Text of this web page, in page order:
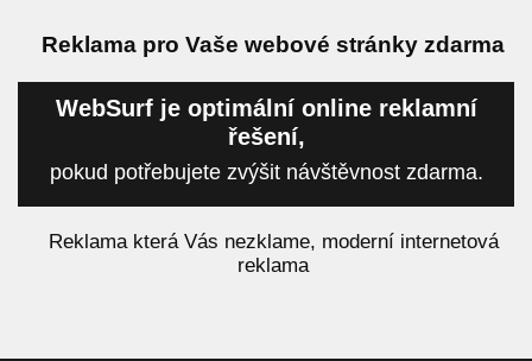
Reklama pro Vaše webové stránky zdarma
WebSurf je optimální online reklamní
řešení,
pokud potřebujete zvýšit návštěvnost zdarma.
Reklama která Vás nezklame, moderní internetová
reklama